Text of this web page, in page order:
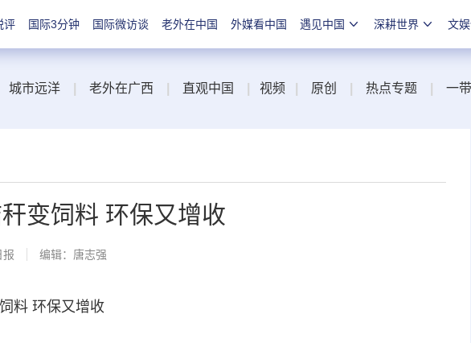
评 国际3分钟 国际微访谈 老外在中国 外媒看中国 遇见中国 深耕世界 文
城市远洋 老外在广西 直观中国 视频 原创 热点专题 一
变饲料 环保又增收
报 编辑：唐志强
料 环保又增收